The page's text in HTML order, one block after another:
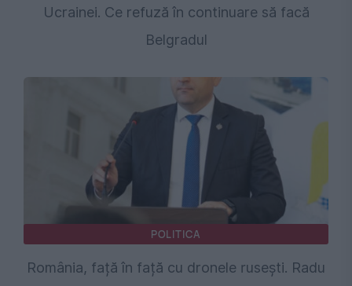
Ucrainei. Ce refuză în continuare să facă
Belgradul
POLITICA
România, față în față cu dronele rusești. Radu